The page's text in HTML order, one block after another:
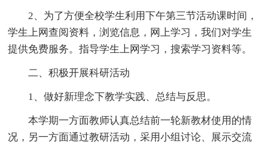
2、为了方便全校学生利用下午第三节活动课时间，
学生上网查阅资料，浏览信息，网上学习，我们对学生
提供免费服务。指导学生上网学习，搜索学习资料等。
二、积极开展科研活动
1、做好新理念下教学实践、总结与反思。
本学期一方面教师认真总结前一轮新教材使用的情
况，另一方面通过教研活动，采用小组讨论、展示交流